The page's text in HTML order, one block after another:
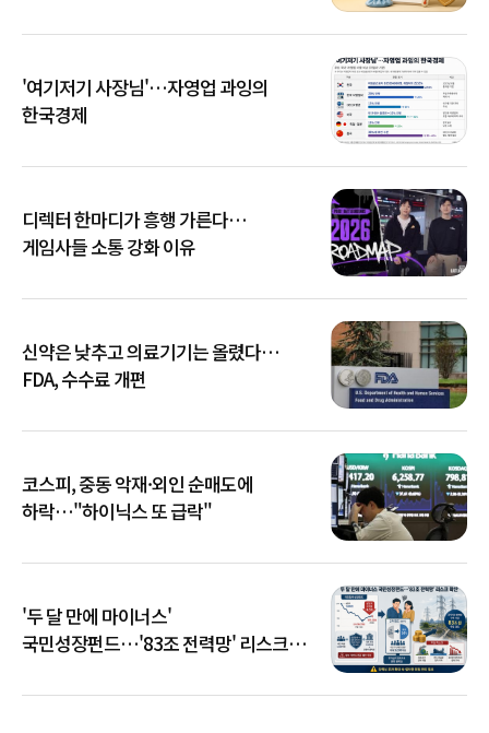
'여기저기 사장님'…자영업 과잉의
한국경제
디렉터 한마디가 흥행 가른다…
게임사들 소통 강화 이유
신약은 낮추고 의료기기는 올렸다…
FDA, 수수료 개편
코스피, 중동 악재·외인 순매도에
하락…"하이닉스 또 급락"
'두 달 만에 마이너스'
국민성장펀드…'83조 전력망' 리스크